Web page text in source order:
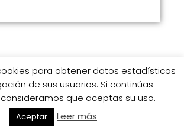
para obtener datos estadísticos
de sus usuarios. Si continúas
que aceptas su uso.
Aceptar Leer más